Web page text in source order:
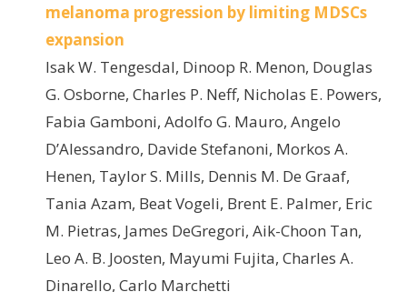
melanoma progression by limiting MDSCs
expansion
Isak W. Tengesdal, Dinoop R. Menon, Douglas
G. Osborne, Charles P. Neff, Nicholas E. Powers,
Fabia Gamboni, Adolfo G. Mauro, Angelo
D’Alessandro, Davide Stefanoni, Morkos A.
Henen, Taylor S. Mills, Dennis M. De Graaf,
Tania Azam, Beat Vogeli, Brent E. Palmer, Eric
M. Pietras, James DeGregori, Aik-Choon Tan,
Leo A. B. Joosten, Mayumi Fujita, Charles A.
Dinarello, Carlo Marchetti